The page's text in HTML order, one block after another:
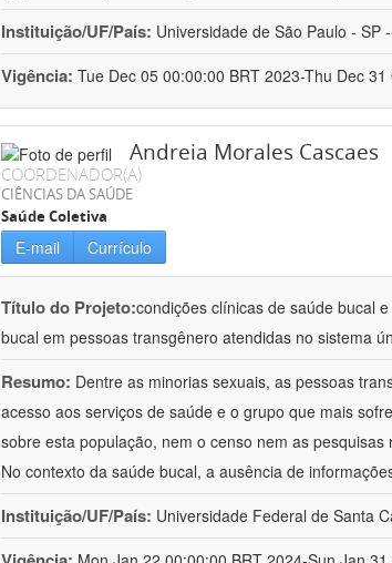
Instituição/UF/País: Universidade de São Paulo - SP
Vigência: Tue Dec 05 00:00:00 BRT 2023-Thu Dec
Andreia Morales Cascaes
COORDENADOR(A)
CIÊNCIAS DA SAÚDE
Saúde Coletiva
E-mail Currículo
Título do Projeto:condições clínicas de saúde bucal
bucal em pessoas transgênero atendidas no sistema
Resumo: Dentre as minorias sexuais, as pessoas
acesso aos serviços de saúde e o grupo que mais
sobre esta população, nem o censo nem as
No contexto da saúde bucal, a ausência de
Instituição/UF/País: Universidade Federal de Santa